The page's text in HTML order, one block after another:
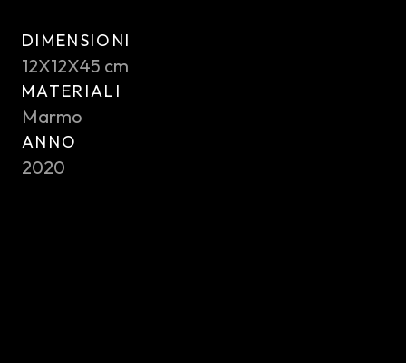
DIMENSIONI
12X12X45 cm
MATERIALI
Marmo
ANNO
2020